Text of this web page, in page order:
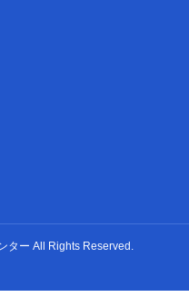
ター All Rights Reserved.